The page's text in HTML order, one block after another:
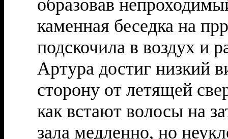
образовав
каменная беседка на
подскочила в воздух и
Артура достиг низкий
сторону от летящей
как встают волосы на
зала медленно, но